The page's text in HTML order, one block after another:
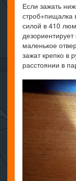
Если зажать
строб+пищалка
силой в 410
маленькое
зажат крепко в
расстоянии в